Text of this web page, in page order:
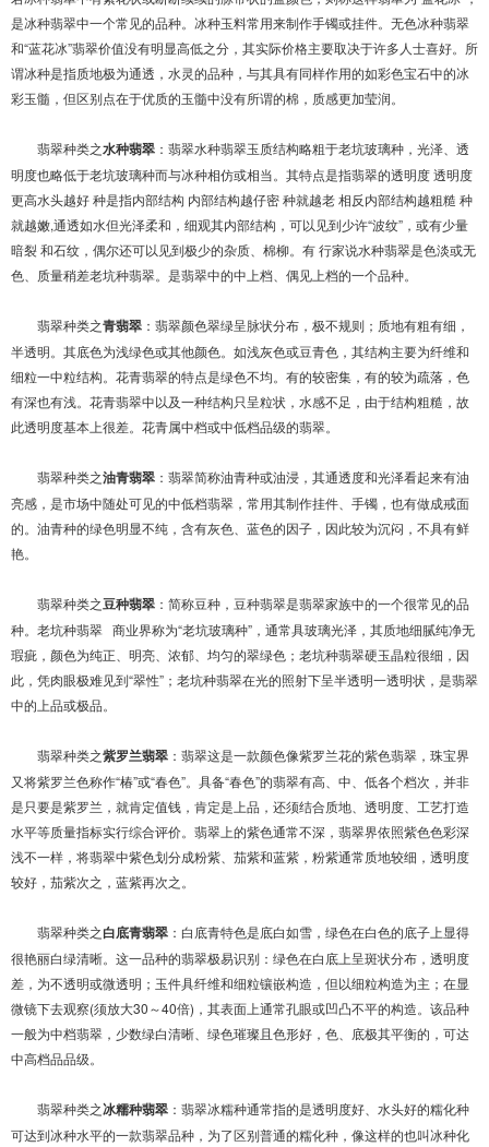
是冰种翡翠中一个常见的品种。冰种玉料常用来制作手镯或挂件。无色冰种翡翠
和“蓝花冰”翡翠价值没有明显高低之分，其实际价格主要取决于许多人士喜好。所
谓冰种是指质地极为通透，水灵的品种，与其具有同样作用的如彩色宝石中的冰
彩玉髓，但区别点在于优质的玉髓中没有所谓的棉，质感更加莹润。
翡翠种类之水种翡翠 ：翡翠水种翡翠玉质结构略粗于老坑玻璃种，光泽、透
明度也略低于老坑玻璃种而与冰种相仿或相当。其特点是指翡翠的透明度 透明度
更高水头越好 种是指内部结构 内部结构越仔密 种就越老 相反内部结构越粗糙 种
就越嫩,通透如水但光泽柔和，细观其内部结构，可以见到少许“波纹”，或有少量
暗裂 和石纹，偶尔还可以见到极少的杂质、棉柳。有 行家说水种翡翠是色淡或无
色、质量稍差老坑种翡翠。是翡翠中的中上档、偶见上档的一个品种。
翡翠种类之青翡翠 ：翡翠颜色翠绿呈脉状分布，极不规则；质地有粗有细，
半透明。其底色为浅绿色或其他颜色。如浅灰色或豆青色，其结构主要为纤维和
细粒一中粒结构。花青翡翠的特点是绿色不均。有的较密集，有的较为疏落，色
有深也有浅。花青翡翠中以及一种结构只呈粒状，水感不足，由于结构粗糙，故
此透明度基本上很差。花青属中档或中低档品级的翡翠。
翡翠种类之油青翡翠 ：翡翠简称油青种或油浸，其通透度和光泽看起来有油
亮感，是市场中随处可见的中低档翡翠，常用其制作挂件、手镯，也有做成戒面
的。油青种的绿色明显不纯，含有灰色、蓝色的因子，因此较为沉闷，不具有鲜
艳。
翡翠种类之豆种翡翠 ：简称豆种，豆种翡翠是翡翠家族中的一个很常见的品
种。老坑种翡翠 商业界称为“老坑玻璃种”，通常具玻璃光泽，其质地细腻纯净无
瑕疵，颜色为纯正、明亮、浓郁、均匀的翠绿色；老坑种翡翠硬玉晶粒很细，因
此，凭肉眼极难见到“翠性”；老坑种翡翠在光的照射下呈半透明一透明状，是翡翠
中的上品或极品。
翡翠种类之紫罗兰翡翠 ：翡翠这是一款颜色像紫罗兰花的紫色翡翠，珠宝界
又将紫罗兰色称作“椿”或“春色”。具备“春色”的翡翠有高、中、低各个档次，并非
是只要是紫罗兰，就肯定值钱，肯定是上品，还须结合质地、透明度、工艺打造
水平等质量指标实行综合评价。翡翠上的紫色通常不深，翡翠界依照紫色色彩深
浅不一样，将翡翠中紫色划分成粉紫、茄紫和蓝紫，粉紫通常质地较细，透明度
较好，茄紫次之，蓝紫再次之。
翡翠种类之白底青翡翠 ：白底青特色是底白如雪，绿色在白色的底子上显得
很艳丽白绿清晰。这一品种的翡翠极易识别：绿色在白底上呈斑状分布，透明度
差，为不透明或微透明；玉件具纤维和细粒镶嵌构造，但以细粒构造为主；在显
微镜下去观察(须放大30～40倍)，其表面上通常孔眼或凹凸不平的构造。该品种
一般为中档翡翠，少数绿白清晰、绿色璀璨且色形好，色、底极其平衡的，可达
中高档品品级。
翡翠种类之冰糯种翡翠 ：翡翠冰糯种通常指的是透明度好、水头好的糯化种
可达到冰种水平的一款翡翠品种，为了区别普通的糯化种，像这样的也叫冰种化